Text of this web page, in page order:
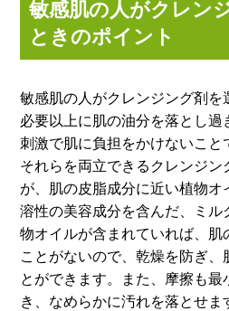
敏感肌の人がクレン
ときのポイント
敏感肌の人がクレンジング剤を
必要以上に肌の油分を落とし過
刺激で肌に負担をかけないこと
それらを両立できるクレンジ
が、肌の皮脂成分に近い植物オ
溶性の美容成分を含んだ、ミル
物オイルが含まれていれば、肌
ことがないので、乾燥を防ぎ、
とができます。また、摩擦も
き、なめらかに汚れを落とせま